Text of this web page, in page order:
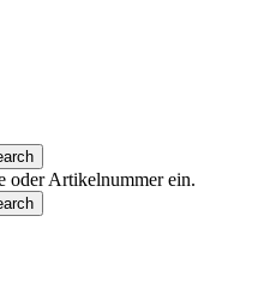
oder Artikelnummer ein.